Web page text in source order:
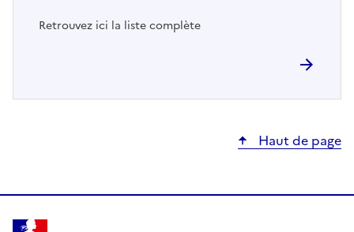
Retrouvez ici la liste complète
Haut de page